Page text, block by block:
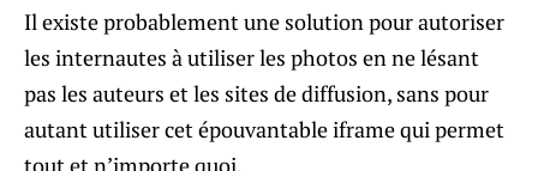
Il existe probablement une solution pour autoriser
les internautes à utiliser les photos en ne lésant
pas les auteurs et les sites de diffusion, sans pour
autant utiliser cet épouvantable iframe qui permet
tout et n’importe quoi.